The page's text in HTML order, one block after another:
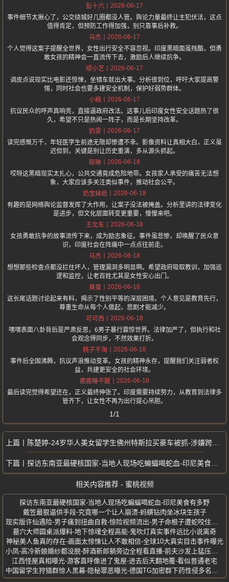
彭十六
2026-06-17
事件细节太揪心了，公交绕城好几圈都没人管。舆论力量最终让主犯伏法，这点
值得肯定，但预防工作得加强，别只靠事后补救。
马杰
2026-06-17
个人觉得这案子提醒全世界，女性出行安全不容忽视。印度黑暗面虽残酷，但勇
敢女孩的精神会一直流传下去，激励后人继续抗争。
缪小艺
2026-06-17
调皮点说现实比电影还惊悚，坐错车就出大事。分析很到位，呼吁大家提高警
惕，同时社会也要多建安全机制，保护好弱势群体。
小楠
2026-06-17
抗议民众的呼声真响亮，直接逼政府改法。这事儿后印度女性安全话题热了很
久，希望不只是热闹一阵子，而是长期坚持改革。
奶雯
2026-06-17
读完感慨万千，年轻医学生前途无限却惨遭不幸。影像资料让真相大白，正义虽
迟但到，关键是别让历史重演，多从源头抓起。
晓琳
2026-06-18
哎呀这黑暗现实太扎心，公共交通竟成危险地带。女孩家人承受的痛苦无法想
象，大家应该多关注类似事件，推动社会公平。
奶宝妹纸
2026-06-18
有趣的是网络舆论监督发挥了大作用，让案子没法被掩盖。分析里讲的法律变化
是进步，但文化层面转变更重要，慢慢来吧。
王北车
2026-06-18
女孩勇敢抗争的故事流传下来，成为励志象征。事件虽悲惨，却唤醒了民众意
识，印度社会在阵痛中一点点往前走。
马杰
2026-06-18
想想那些检查点都没拦住坏人，管理漏洞多明显啊。希望政府吸取教训，加强巡
逻和监控，让老百姓尤其是女性安心出门。
臭蛋
2026-06-18
这长尾话题讨论起来有料，揭示了性别平等的深层困境。个人意见是教育先行，
尊重生命从每个人做起，悲剧才能减少。
可可西
2026-06-18
嘿嘿表面八卦背后是严肃反思，6男子暴行震惊世界。法律加严了，但执行和社
会观念得同步，不然效果打折。
桃子不淘
2026-06-18
事件后全国沸腾，抗议声浪推动变革。女孩的精神永存，提醒我们关注弱者权
益，共建更安全的社会环境。
鹿鹿睡不醒
2026-06-18
最后读完觉得希望还在，正义最终伸张了。印度需要持续努力，从教育到法律多
管齐下，让女性不再为出行提心吊胆。
1/1
陈楚婷-24岁华人美女留学生佛州特斯拉买豪车被抓-涉嫌跨国金融诈骗
探访东南亚最硬核国家-当地人现场吃蝙蝠喝蛇血-印尼美食有多野
相关内容推荐 - 蜜桃视频
探访东南亚最硬核国家-当地人现场吃蝙蝠喝蛇血-印尼美食有多野
戴笠最狠逼供手段-究竟哪一个让人崩溃-蚂蟥钻肉坐冰块生孩子
墓穴大师圆桌派爆料-地下惊魂全程高能-鬼吹灯真实事件远比小说离奇
神秘美人鱼真的存在-画面太惊悚让人不敢相信-全球10大真实目击事件曝光
江西怪屋真相曝光-游客直呼像进了鬼屋-进去后天翻地覆-看似普通老宅